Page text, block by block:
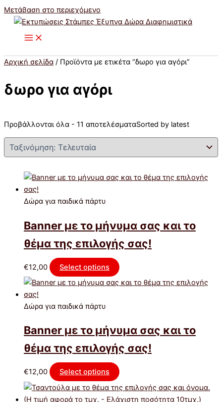
Μετάβαση στο περιεχόμενο
Αρχική σελίδα / Προϊόντα με ετικέτα “δωρο για αγόρι”
δωρο για αγόρι
Προβάλλονται όλα - 11 αποτελέσματαSorted by latest
Δώρα για παιδικά πάρτυ
Banner με το μήνυμα σας και το
θέμα της επιλογής σας!
€12,00 Select options
Δώρα για παιδικά πάρτυ
Banner με το μήνυμα σας και το
θέμα της επιλογής σας!
€12,00 Select options